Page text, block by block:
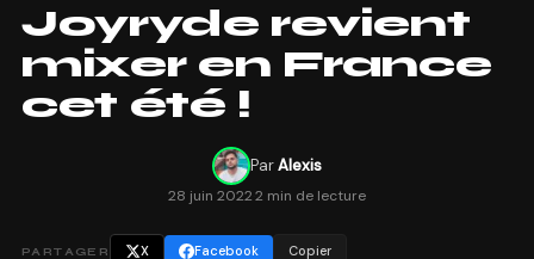
Joyryde revient
mixer en France
cet été !
ParAlexis
28 juin 20222 min de lecture
PARTAGER X Facebook Copier